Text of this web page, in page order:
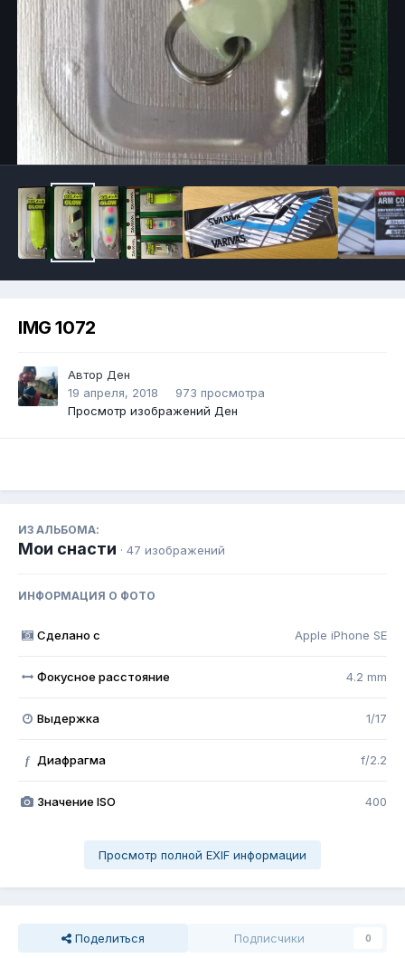
Инструменты
IMG 1072
Автор Ден
19 апреля, 2018
973 просмотра
Просмотр изображений Ден
ИЗ АЛЬБОМА:
Мои снасти · 47 изображений
ИНФОРМАЦИЯ О ФОТО
Сделано с Apple iPhone SE
Фокусное расстояние 4.2 mm
Выдержка 1/17
f Диафрагма f/2.2
Значение ISO 400
Просмотр полной EXIF информации
Поделиться Подписчики 0